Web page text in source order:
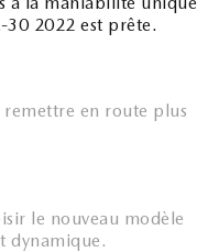
30 2022 est prête.
remettre en route plus
le nouveau modèle
dynamique.